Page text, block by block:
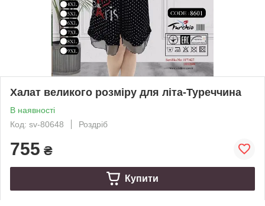
Халат великого розміру для літа-Туреччина
В наявності
Код: sv-80648
Роздріб
755 ₴
Купити